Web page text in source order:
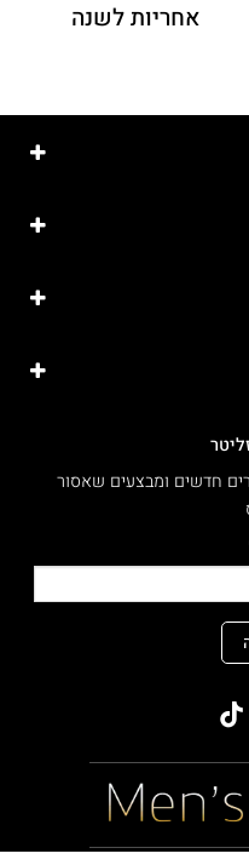
אחריות לשנה
חדשים ומבצעים שאסור